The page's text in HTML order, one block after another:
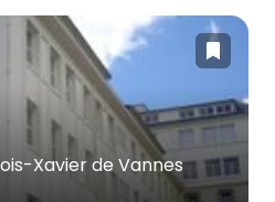
Xavier de Vannes